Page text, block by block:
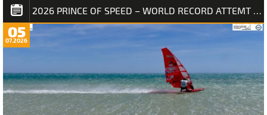
2026 PRINCE OF SPEED – WORLD RECORD ATTEMT NM
05
07.2026